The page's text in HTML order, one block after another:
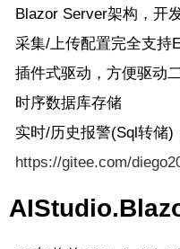
Blazor Server架构，开
采集/上传配置完全支持
插件式驱动，方便驱动
时序数据库存储
实时/历史报警(Sql转储)
https://gitee.com/